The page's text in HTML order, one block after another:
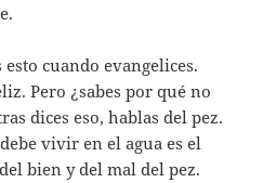
cuando evangelices.
Pero ¿sabes por qué no
dices eso, hablas del pez.
vivir en el agua es el
bien y del mal del pez.